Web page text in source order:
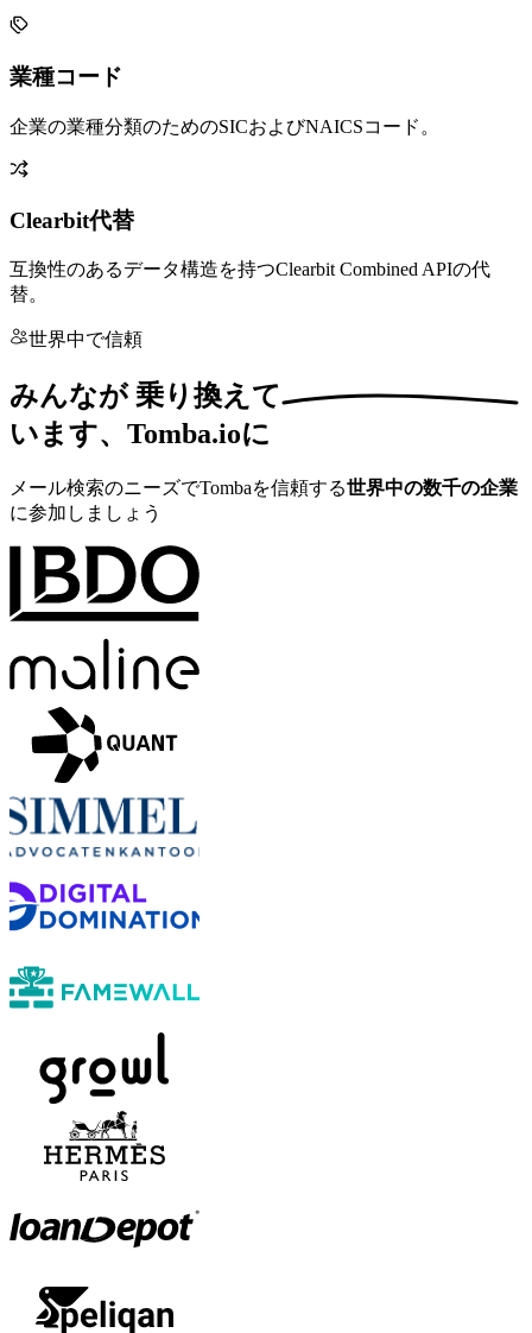
業種コード
企業の業種分類のためのSICおよびNAICSコード。
Clearbit代替
互換性のあるデータ構造を持つClearbit Combined APIの代
替。
世界中で信頼
みんなが乗り換えて
います、Tomba.ioに
メール検索のニーズでTombaを信頼する世界中の数千の企業
に参加しましょう